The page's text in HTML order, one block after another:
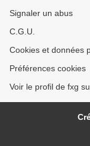
Signaler un abus
C.G.U.
Cookies et données
Préférences cookies
Voir le profil de fxg